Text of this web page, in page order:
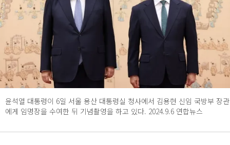
윤석열 대통령이 6일 서울 용산 대통령실 청사에서 김용현 신임 국방부 장관
에게 임명장을 수여한 뒤 기념촬영을 하고 있다. 2024.9.6 연합뉴스